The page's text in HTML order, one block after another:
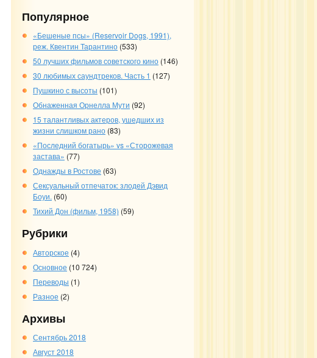
Популярное
«Бешеные псы» (Reservoir Dogs, 1991),
реж. Квентин Тарантино (533)
50 лучших фильмов советского кино (146)
30 любимых саундтреков. Часть 1 (127)
Пушкино с высоты (101)
Обнаженная Орнелла Мути (92)
15 талантливых актеров, ушедших из
жизни слишком рано (83)
«Последний богатырь» vs «Сторожевая
застава» (77)
Однажды в Ростове (63)
Сексуальный отпечаток: злодей Дэвид
Боуи. (60)
Тихий Дон (фильм, 1958) (59)
Рубрики
Авторское (4)
Основное (10 724)
Переводы (1)
Разное (2)
Архивы
Сентябрь 2018
Август 2018